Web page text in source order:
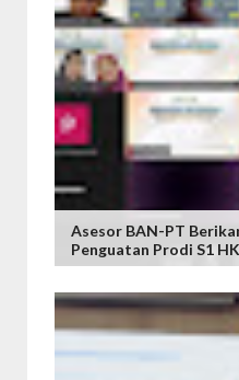
Asesor BAN-PT
Penguatan Prodi S1